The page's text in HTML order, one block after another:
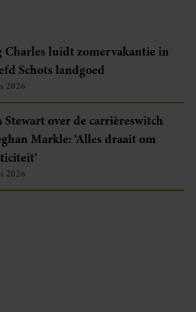
Charles luidt zomervakantie in
Schots landgoed
2026
over de carrièreswitch
Markle: ‘Alles draait om
2026